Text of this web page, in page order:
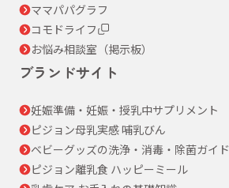
ママパパグラフ
コモドライフ
お悩み相談室（掲示板）
ブランドサイト
妊娠準備・妊娠・授乳中サプリメント
ピジョン母乳実感 哺乳びん
ベビーグッズの洗浄・消毒・除菌ガイド
ピジョン離乳食 ハッピーミール